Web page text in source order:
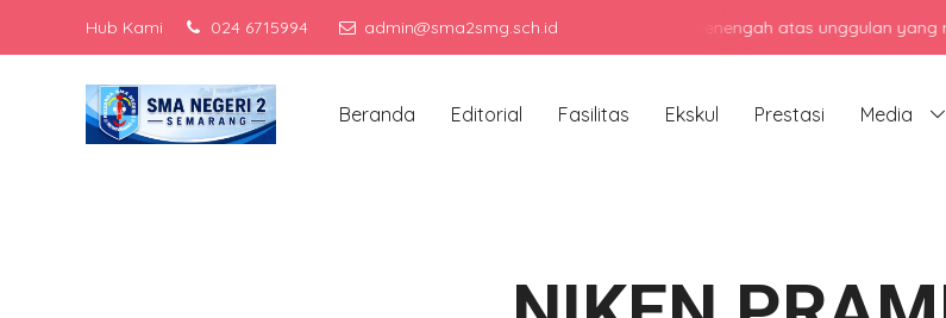
Hub Kami 024 6715994 admin@sma2smg.sch.idMenjadi sekolah menengah atas unggulan yang
Beranda Editorial Fasilitas Ekskul Prestasi Media